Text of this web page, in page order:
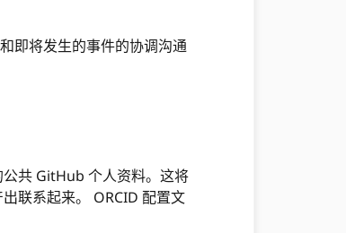
即将发生的事件的协调沟通
共 GitHub 个人资料。这将
联系起来。 ORCID 配置文